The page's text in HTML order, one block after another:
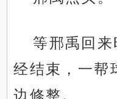
等邢禹回
经结束，一帮
边修整。